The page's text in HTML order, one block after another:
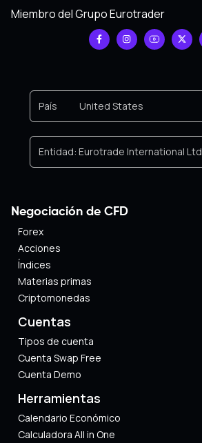
Miembro del Grupo Eurotrader
País United States
Entidad: Eurotrade International Ltd
Negociación de CFD
Forex
Acciones
Índices
Materias primas
Criptomonedas
Cuentas
Tipos de cuenta
Cuenta Swap Free
Cuenta Demo
Herramientas
Calendario Económico
Calculadora All in One